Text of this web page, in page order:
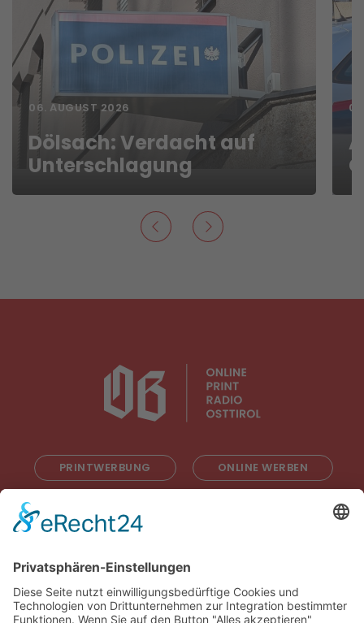
06. AUGUST 2026
Dölsach: Verdacht auf
Unterschlagung
PRINTWERBUNG ONLINE WERBEN